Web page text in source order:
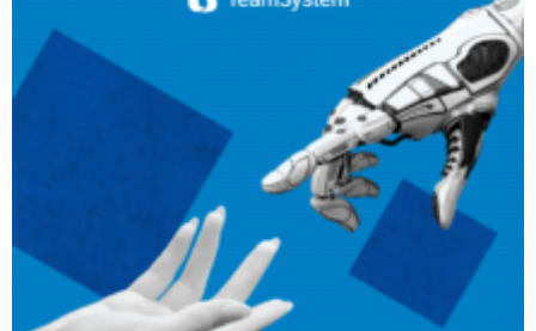
CRM
Ecommerce
Financial Solutions